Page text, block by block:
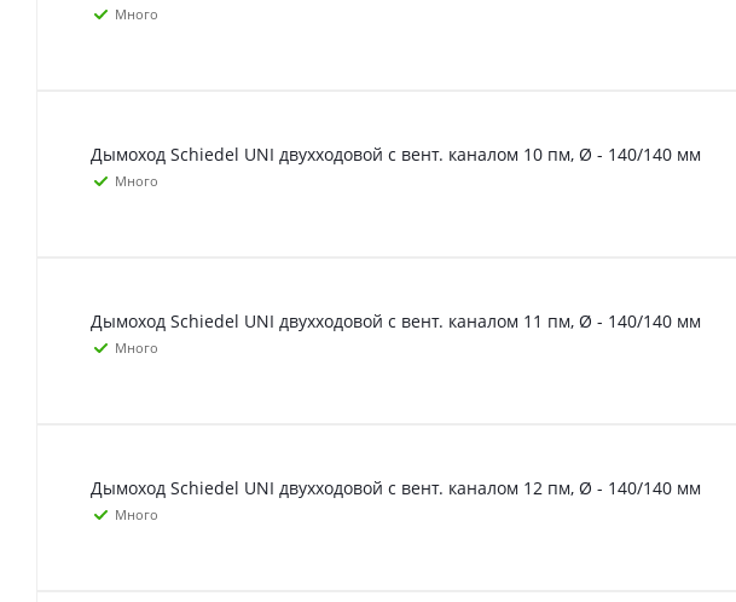
Много
Дымоход Schiedel UNI двухходовой с вент. каналом 10 пм, Ø - 140/140 мм
Много
Дымоход Schiedel UNI двухходовой с вент. каналом 11 пм, Ø - 140/140 мм
Много
Дымоход Schiedel UNI двухходовой с вент. каналом 12 пм, Ø - 140/140 мм
Много